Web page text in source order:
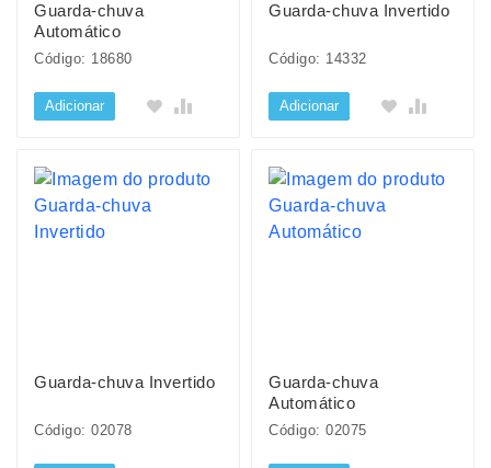
Guarda-chuva
Automático
Código: 18680
Adicionar
Guarda-chuva Invertido
Código: 14332
Adicionar
Guarda-chuva Invertido
Código: 02078
Guarda-chuva
Automático
Código: 02075